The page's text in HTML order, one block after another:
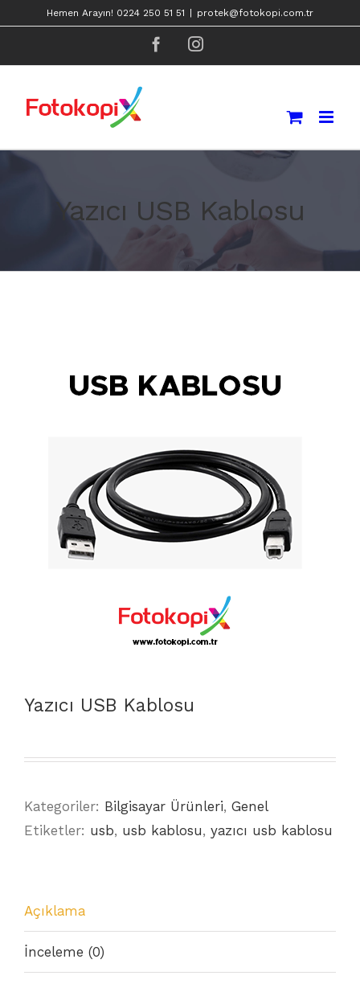
Hemen Arayın! 0224 250 51 51 protek@fotokopi.com.tr
facebookinstagram
Yazıcı USB Kablosu
Yazıcı USB Kablosu
Kategoriler: Bilgisayar Ürünleri, Genel
Etiketler: usb, usb kablosu, yazıcı usb kablosu
Açıklama
İnceleme (0)